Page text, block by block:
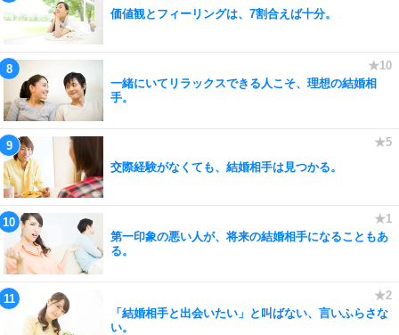
価値観とフィーリングは、7割合えば十分。
一緒にいてリラックスできる人こそ、理想の結婚相
手。
交際経験がなくても、結婚相手は見つかる。
第一印象の悪い人が、将来の結婚相手になることもあ
る。
「結婚相手と出会いたい」と叫ばない、言いふらさな
い。